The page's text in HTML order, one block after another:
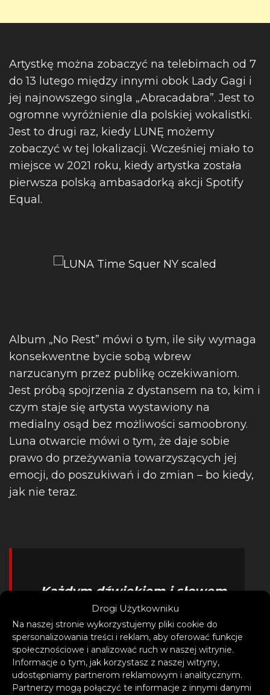
Drogi Użytkowniku
Na naszej stronie wykorzystujemy pliki cookie do
spersonalizowania treści i reklam, aby oferować funkcje
społecznościowe i analizować ruch w naszej witrynie.
Informacje o tym, jak korzystasz z naszej witryny,
udostępniamy partnerom reklamowym i analitycznym.
Partnerzy mogą połączyć te informacje z innymi danymi
Artystkę można zobaczyć na telebimach od 7
do 13 lutego między innymi obok Lady Gagi i
jej najnowszego singla „Abracadabra”. Jest to
ogromne wyróżnienie dla polskiej wokalistki.
Jest to drugi raz, kiedy LUNĘ możemy
zobaczyć w tej lokalizacji. Wcześniej miało to
miejsce w 2021 roku, kiedy artystka została
pierwsza polską ambasadorką akcji Spotify
Equal.
Album „No Rest” mówi o tym, ile siły wymaga
konsekwentne bycie sobą wbrew
narzucanym przez publikę oczekiwaniom.
Jest próbą spojrzenia z dystansem na to, kim i
czym staje się artysta wystawiony na
medialny osąd bez możliwości samoobrony.
Luna otwarcie mówi o tym, że daje sobie
prawo do przeżywania towarzyszących jej
emocji, do poszukiwań i do zmian – bo kiedy,
jak nie teraz.
– Każdym dźwiękiem i słowem
zapraszam Cię do mojego
świata. Do nieprzespanych
myśli, które mnie prześladują i
do historii, które
ukształtowały to, kim jestem.